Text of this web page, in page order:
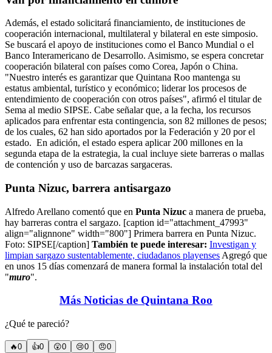
Además, el estado solicitará financiamiento, de instituciones de
cooperación internacional, multilateral y bilateral en este simposio.
Se buscará el apoyo de instituciones como el Banco Mundial o el
Banco Interamericano de Desarrollo. Asimismo, se espera concretar
cooperación bilateral con países como Corea, Japón o China.
"Nuestro interés es garantizar que Quintana Roo mantenga su
estatus ambiental, turístico y económico; liderar los procesos de
entendimiento de cooperación con otros países", afirmó el titular de
Sema al medio SIPSE. Cabe señalar que, a la fecha, los recursos
aplicados para enfrentar esta contingencia, son 82 millones de pesos;
de los cuales, 62 han sido aportados por la Federación y 20 por el
estado. En adición, el estado espera aplicar 200 millones en la
segunda etapa de la estrategia, la cual incluye siete barreras o mallas
de contención y uso de barcazas sargaceras.
Punta Nizuc, barrera antisargazo
Alfredo Arellano comentó que en Punta Nizuc a manera de prueba,
hay barreras contra el sargazo. [caption id="attachment_47993"
align="alignnone" width="800"] Primera barrera en Punta Nizuc.
Foto: SIPSE[/caption] También te puede interesar: Investigan y
limpian sargazo sustentablemente, ciudadanos playenses Agregó que
en unos 15 días comenzará de manera formal la instalación total del
"muro".
Más Noticias de Quintana Roo
¿Qué te pareció?
🔥0 👍0 😲0 😢0 😠0